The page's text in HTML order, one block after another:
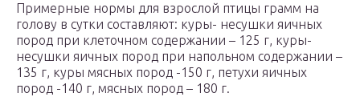
Примерные нормы для взрослой птицы грамм на
голову в сутки составляют: куры- несушки яичных
пород при клеточном содержании – 125 г, куры-
несушки яичных пород при напольном содержании –
135 г, куры мясных пород -150 г, петухи яичных
пород -140 г, мясных пород – 180 г.